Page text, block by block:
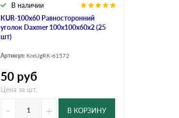
KUR-100х60 Равносторонний
уголок Daxmer 100х100х60х2 (25
шт)
В наличии
Артикул: KreUgRK-61572
50 руб
Цена за шт.
- + В КОРЗИНУ